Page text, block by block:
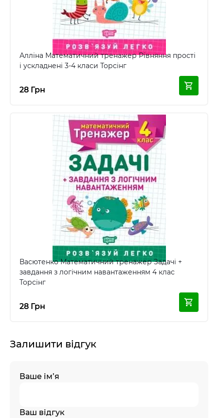
Алліна Математичний тренажер Рівняння прості
і ускладнені 3-4 класи Торсінг
28 Грн
Васютенко Математичний тренажер Задачі +
завдання з логічним навантаженням 4 клас
Торсінг
28 Грн
Залишити відгук
Ваше ім’я
Ваш відгук